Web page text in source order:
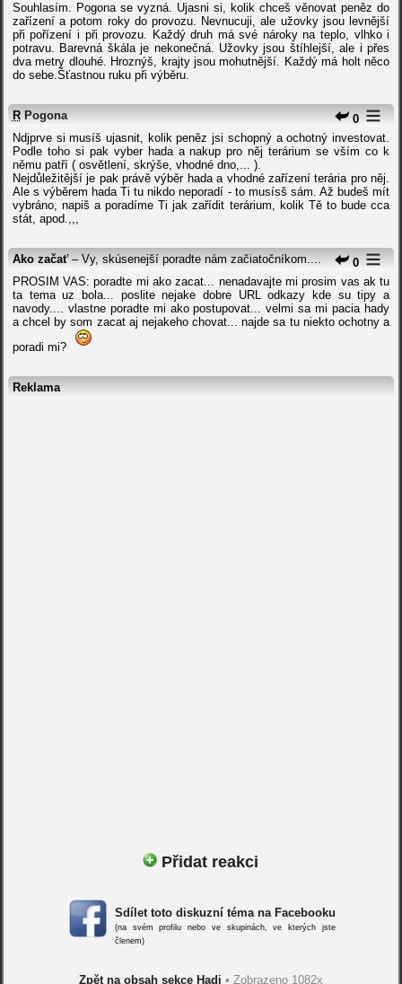
Souhlasím. Pogona se vyzná. Ujasni si, kolik chceš věnovat peněz do
zařízení a potom roky do provozu. Nevnucuji, ale užovky jsou levnější
při pořízení i při provozu. Každý druh má své nároky na teplo, vlhko i
potravu. Barevná škála je nekonečná. Užovky jsou štíhlejší, ale i přes
dva metry dlouhé. Hroznýš, krajty jsou mohutnější. Každý má holt něco
do sebe.Šťastnou ruku při výběru.
0
R Pogona
Ndjprve si musíš ujasnit, kolik peněz jsi schopný a ochotný investovat.
Podle toho si pak vyber hada a nakup pro něj terárium se vším co k
němu patří ( osvětlení, skrýše, vhodné dno,... ).
Nejdůležitější je pak právě výběr hada a vhodné zařízení terária pro něj.
Ale s výběrem hada Ti tu nikdo neporadí - to musísš sám. Až budeš mít
vybráno, napiš a poradíme Ti jak zařídit terárium, kolik Tě to bude cca
stát, apod.,,,
0
Ako začať– Vy, skúsenejší poradte nám začiatočníkom....
PROSIM VAS: poradte mi ako zacat... nenadavajte mi prosim vas ak tu
ta tema uz bola... poslite nejake dobre URL odkazy kde su tipy a
navody.... vlastne poradte mi ako postupovat... velmi sa mi pacia hady
a chcel by som zacat aj nejakeho chovat... najde sa tu niekto ochotny a
poradi mi?
Reklama
Přidat reakci
Sdílet toto diskuzní téma na Facebooku
(na svém profilu nebo ve skupinách, ve kterých jste
členem)
Zpět na obsah sekce Hadi • Zobrazeno 1082x